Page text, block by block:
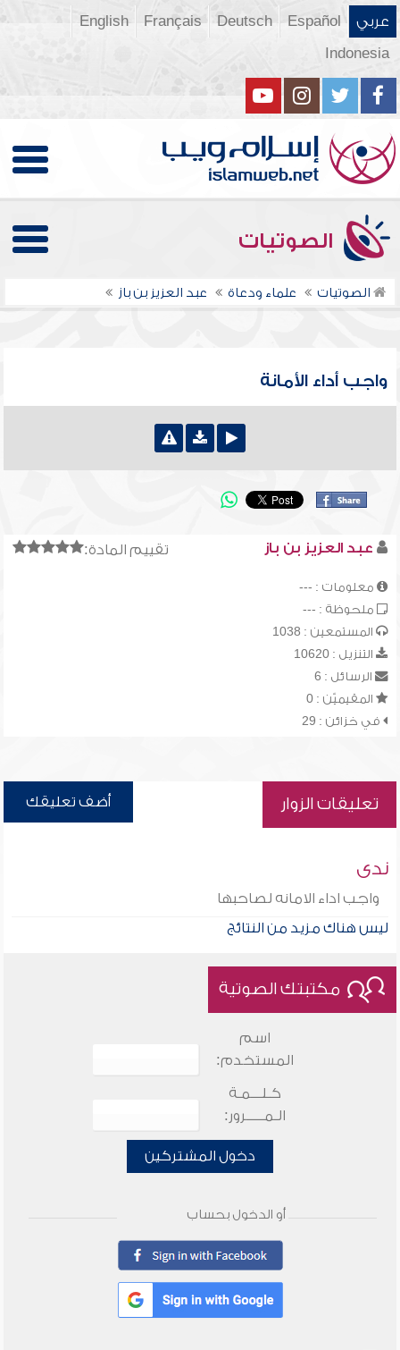
عربي Español
Deutsch
Français
English
Indonesia
الصوتيات
الصوتيات علماء ودعاة عبد العزيز بن باز
واجب أداء الأمانة
تقييم المادة: عبد العزيز بن باز
معلومات : ---
ملحوظة : ---
المستمعين : 1038
التنزيل : 10620
الرسائل : 6
المقيميّن : 0
في خزائن : 29
تعليقات الزوار أضف تعليقك
ندى
واجب اداء الامانه لصاحبها
ليس هناك مزيد من النتائج
مكتبتك الصوتية
اسم
المستخدم:
كـلـــمـة
الـمـــــرور:
دخول المشتركين
أو الدخول بحساب